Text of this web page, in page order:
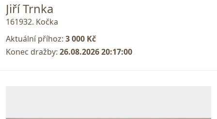
Jiří Trnka
161932. Kočka
Aktuální příhoz: 3 000 Kč
Konec dražby: 26.08.2026 20:17:00